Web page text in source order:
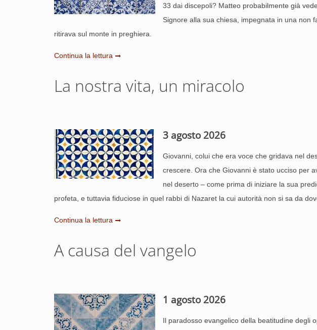
33 dai discepoli? Matteo probabilmente già
Signore alla sua chiesa, impegnata in una non
ritirava sul monte in preghiera.
Continua la lettura
La nostra vita, un miracolo
3 agosto 2026
Giovanni, colui che era voce che gridava nel
crescere. Ora che Giovanni è stato ucciso per
nel deserto – come prima di iniziare la sua
profeta, e tuttavia fiduciose in quel rabbi di Nazaret la cui autorità non si sa da
Continua la lettura
A causa del vangelo
1 agosto 2026
Il paradosso evangelico della beatitudine degli